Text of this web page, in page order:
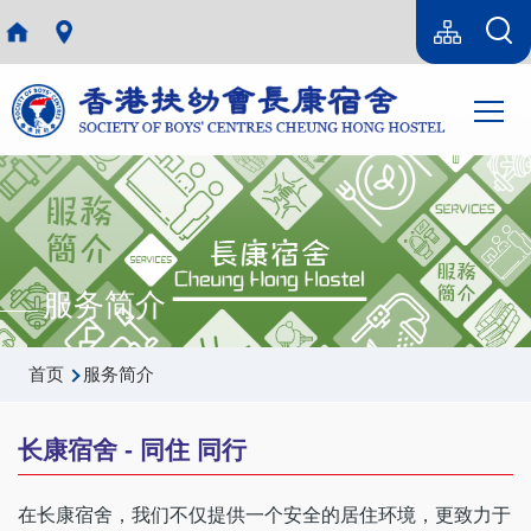
跳转到主要内容
Language
switcher
Sitemap(SC)
导
航
服务简介
面
屑
首页 服务简介
长康宿舍 - 同住 同行
在长康宿舍，我们不仅提供一个安全的居住环境，更致力于